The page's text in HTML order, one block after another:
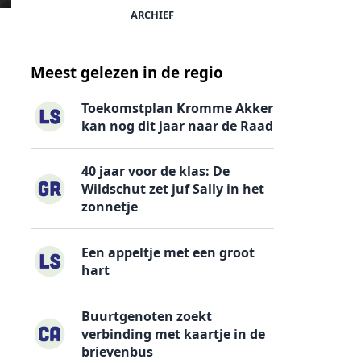
ARCHIEF
Meest gelezen in de regio
Toekomstplan Kromme Akker
kan nog dit jaar naar de Raad
40 jaar voor de klas: De
Wildschut zet juf Sally in het
zonnetje
Een appeltje met een groot
hart
Buurtgenoten zoekt
verbinding met kaartje in de
brievenbus